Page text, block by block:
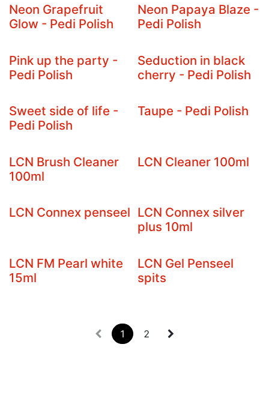
Neon Grapefruit
Glow - Pedi Polish
Neon Papaya Blaze -
Pedi Polish
Pink up the party -
Pedi Polish
Seduction in black
cherry - Pedi Polish
Sweet side of life -
Pedi Polish
Taupe - Pedi Polish
LCN Brush Cleaner
100ml
LCN Cleaner 100ml
LCN Connex penseel LCN Connex silver
plus 10ml
LCN FM Pearl white
15ml
LCN Gel Penseel
spits
1 2